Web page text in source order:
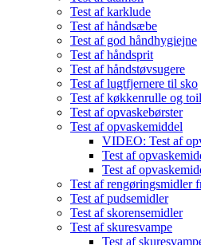
Test af karklude
Test af håndsæbe
Test af god håndhygiejne
Test af håndsprit
Test af håndstøvsugere
Test af lugtfjernere til sko
Test af køkkenrulle og
Test af opvaskebørster
Test af opvaskemiddel
VIDEO: Test af
Test af
Test af
Test af rengøringsmidler
Test af pudsemidler
Test af skorensemidler
Test af skuresvampe
Test af